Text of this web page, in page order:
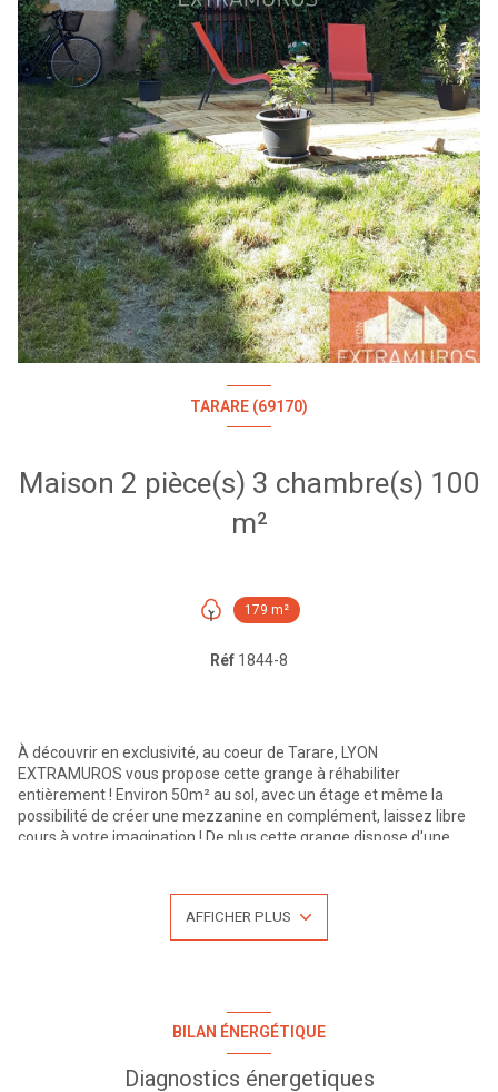
+2
TARARE (69170)
Maison 2 pièce(s) 3 chambre(s) 100
m²
179 m²
Réf 1844-8
À découvrir en exclusivité, au coeur de Tarare, LYON
EXTRAMUROS vous propose cette grange à réhabiliter
entièrement ! Environ 50m² au sol, avec un étage et même la
possibilité de créer une mezzanine en complément, laissez libre
cours à votre imagination ! De plus cette grange dispose d'une
ville.La gare se trouve à moins 900m !
Pour en savoir plus et organiser une visite, contactez Mme GURET
Will - Statut d'agent commercial - n° RSAC: 800 935 314 -
annonces sur notre site. Les honoraires d'agence sont
AFFICHER PLUS
BILAN ÉNERGÉTIQUE
Diagnostics énergetiques